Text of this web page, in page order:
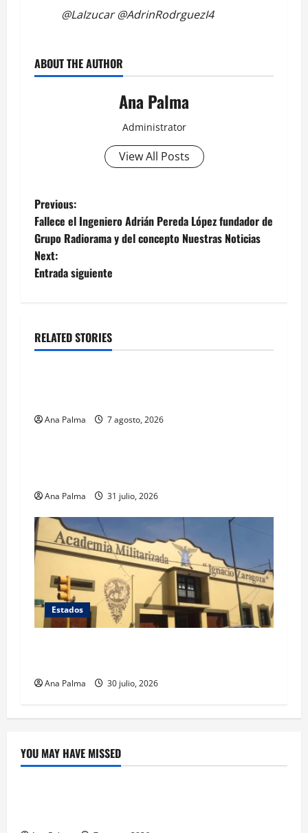
@LaIzucar @AdrinRodrguezI4
ABOUT THE AUTHOR
Ana Palma
Administrator
View All Posts
Post
navigation
Previous:
Fallece el Ingeniero Adrián Pereda López fundador de
Grupo Radiorama y del concepto Nuestras Noticias
Next:
Entrada siguiente
RELATED STORIES
Estados Portada
Ana Palma 7 agosto, 2026
Estados
Ana Palma 31 julio, 2026
Estados
Ana Palma 30 julio, 2026
YOU MAY HAVE MISSED
Crítica de Cine